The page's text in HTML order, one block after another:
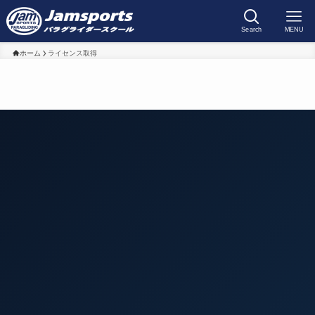
Search MENU
ホーム ライセンス取得